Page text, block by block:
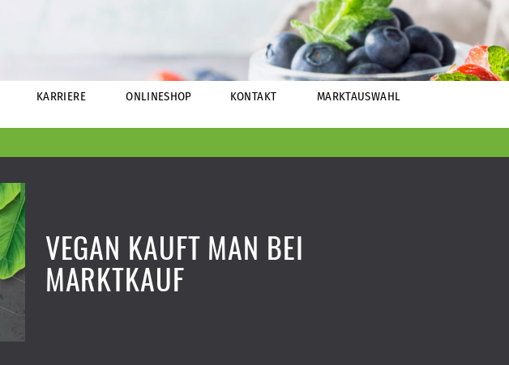
KARRIERE ONLINESHOP KONTAKT MARKTAUSWAHL
VEGAN KAUFT MAN BEI
MARKTKAUF